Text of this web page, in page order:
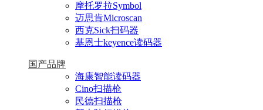
摩托罗拉Symbol
迈思肯Microscan
西克Sick扫码器
基恩士keyence读码器
国产品牌
海康智能读码器
Cino扫描枪
民德扫描枪